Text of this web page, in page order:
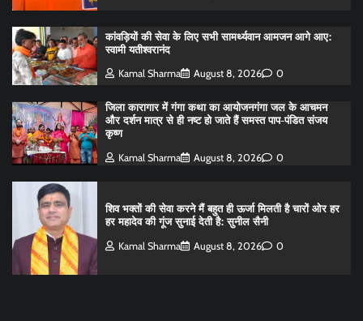
कांवड़ियों की सेवा के लिए सभी सामर्थ्यवान आमजन आगे आए:
स्वामी यतीश्वरानंद
Kamal Sharma August 8, 2026 0
जिला कारागार में गंगा कथा का आयोजनगंगा जल के आचमन
और दर्शन मात्र से ही नष्ट हो जाते हैं समस्त पाप-पंडित संजय
कृष्ण
Kamal Sharma August 8, 2026 0
शिव भक्तों की सेवा करने मैं बहुत ही ऊर्जा मिलती है चारों ओर हर
हर महादेव की गूंज सुनाई देती है: सुनील सैनी
Kamal Sharma August 8, 2026 0